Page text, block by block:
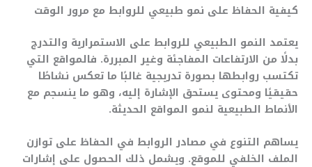
كيفية الحفاظ على نمو طبيعي للروابط مع مرور الوقت
يعتمد النمو الطبيعي للروابط على الاستمرارية والتدرج
بدلًا من الارتفاعات المفاجئة وغير المبررة. فالمواقع التي
تكتسب روابطها بصورة تدريجية غالبًا ما تعكس نشاطًا
حقيقيًا ومحتوى يستحق الإشارة إليه، وهو ما ينسجم مع
الأنماط الطبيعية لنمو المواقع الحديثة.
يساهم التنوع في مصادر الروابط في الحفاظ على توازن
الملف الخلفي للموقع. ويشمل ذلك الحصول على إشارات